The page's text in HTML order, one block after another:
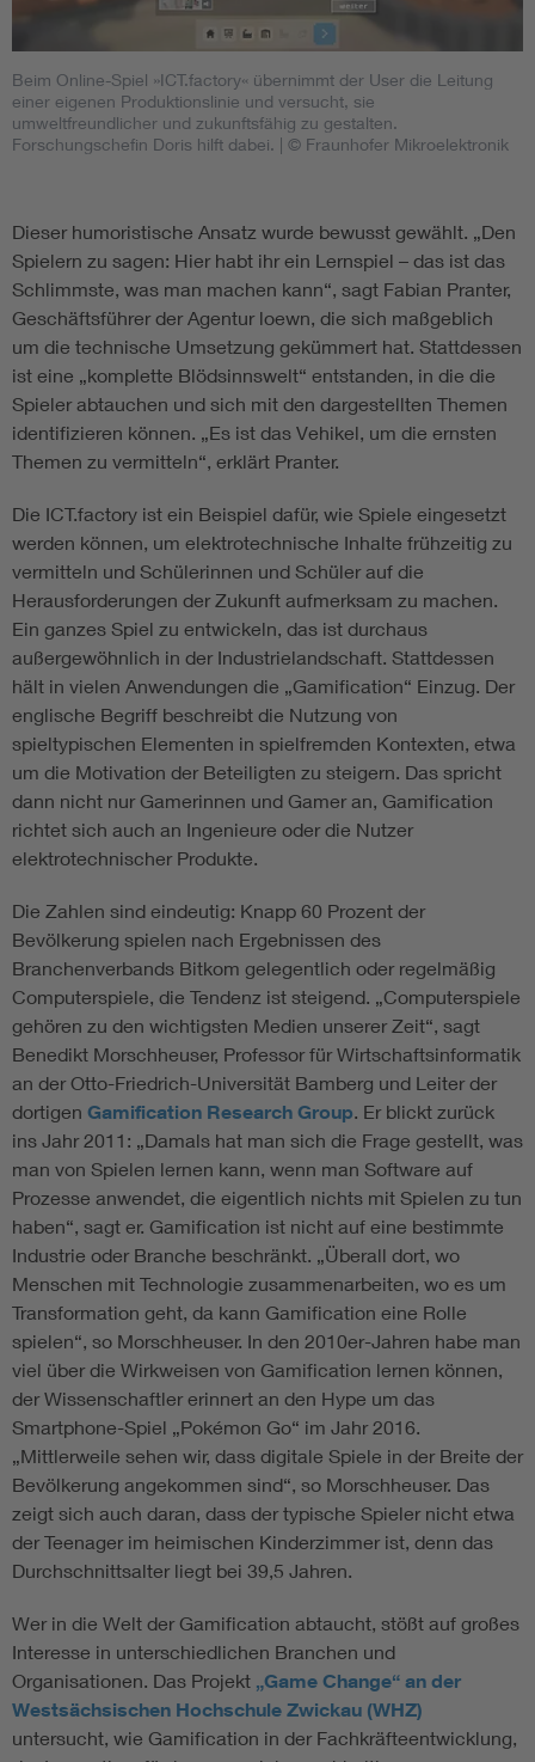
Beim Online-Spiel »ICT.factory« übernimmt der User die Leitung
einer eigenen Produktionslinie und versucht, sie
umweltfreundlicher und zukunftsfähig zu gestalten.
Forschungschefin Doris hilft dabei. | © Fraunhofer Mikroelektronik
Dieser humoristische Ansatz wurde bewusst gewählt. „Den
Spielern zu sagen: Hier habt ihr ein Lernspiel – das ist das
Schlimmste, was man machen kann“, sagt Fabian Pranter,
Geschäftsführer der Agentur loewn, die sich maßgeblich
um die technische Umsetzung gekümmert hat. Stattdessen
ist eine „komplette Blödsinnswelt“ entstanden, in die die
Spieler abtauchen und sich mit den dargestellten Themen
identifizieren können. „Es ist das Vehikel, um die ernsten
Themen zu vermitteln“, erklärt Pranter.
Die ICT.factory ist ein Beispiel dafür, wie Spiele eingesetzt
werden können, um elektrotechnische Inhalte frühzeitig zu
vermitteln und Schülerinnen und Schüler auf die
Herausforderungen der Zukunft aufmerksam zu machen.
Ein ganzes Spiel zu entwickeln, das ist durchaus
außergewöhnlich in der Industrielandschaft. Stattdessen
hält in vielen Anwendungen die „Gamification“ Einzug. Der
englische Begriff beschreibt die Nutzung von
spieltypischen Elementen in spielfremden Kontexten, etwa
um die Motivation der Beteiligten zu steigern. Das spricht
dann nicht nur Gamerinnen und Gamer an, Gamification
richtet sich auch an Ingenieure oder die Nutzer
elektrotechnischer Produkte.
Die Zahlen sind eindeutig: Knapp 60 Prozent der
Bevölkerung spielen nach Ergebnissen des
Branchenverbands Bitkom gelegentlich oder regelmäßig
Computerspiele, die Tendenz ist steigend. „Computerspiele
gehören zu den wichtigsten Medien unserer Zeit“, sagt
Benedikt Morschheuser, Professor für Wirtschaftsinformatik
an der Otto-Friedrich-Universität Bamberg und Leiter der
dortigen Gamification Research Group. Er blickt zurück
ins Jahr 2011: „Damals hat man sich die Frage gestellt, was
man von Spielen lernen kann, wenn man Software auf
Prozesse anwendet, die eigentlich nichts mit Spielen zu tun
haben“, sagt er. Gamification ist nicht auf eine bestimmte
Industrie oder Branche beschränkt. „Überall dort, wo
Menschen mit Technologie zusammenarbeiten, wo es um
Transformation geht, da kann Gamification eine Rolle
spielen“, so Morschheuser. In den 2010er-Jahren habe man
viel über die Wirkweisen von Gamification lernen können,
der Wissenschaftler erinnert an den Hype um das
Smartphone-Spiel „Pokémon Go“ im Jahr 2016.
„Mittlerweile sehen wir, dass digitale Spiele in der Breite der
Bevölkerung angekommen sind“, so Morschheuser. Das
zeigt sich auch daran, dass der typische Spieler nicht etwa
der Teenager im heimischen Kinderzimmer ist, denn das
Durchschnittsalter liegt bei 39,5 Jahren.
Wer in die Welt der Gamification abtaucht, stößt auf großes
Interesse in unterschiedlichen Branchen und
Organisationen. Das Projekt „Game Change“ an der
Westsächsischen Hochschule Zwickau (WHZ)
untersucht, wie Gamification in der Fachkräfteentwicklung,